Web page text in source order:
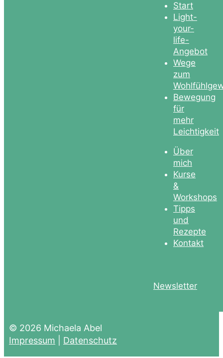
Start
Light-
your-
life-
Angebot
Wege
zum
Bewegung
für
mehr
Leichtigkeit
Über
mich
Kurse
&
Workshops
Tipps
und
Rezepte
Kontakt
Newsletter
© 2026 Michaela Abel
Impressum
Datenschutz